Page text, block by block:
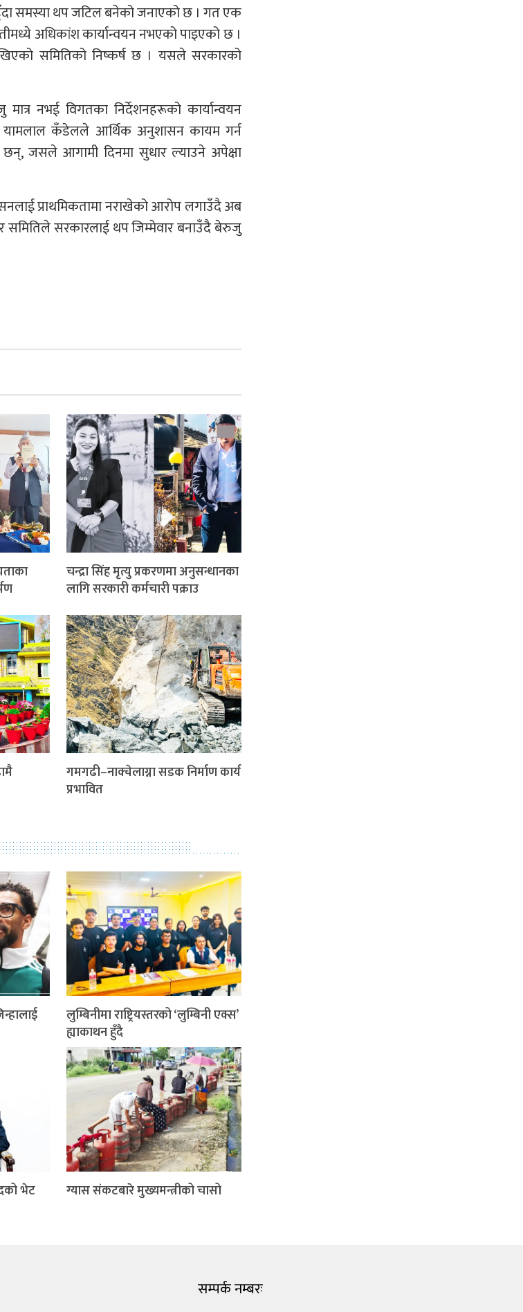
समस्या थप जटिल बनेको जनाएको छ । गत एक
अधिकांश कार्यान्वयन नभएको पाइएको छ ।
समितिको निष्कर्ष छ । यसले सरकारको
नभई विगतका निर्देशनहरूको कार्यान्वयन
यामलाल कँडेलले आर्थिक अनुशासन कायम गर्न
जसले आगामी दिनमा सुधार ल्याउने अपेक्षा
प्राथमिकतामा नराखेको आरोप लगाउँदै अब
समितिले सरकारलाई थप जिम्मेवार बनाउँदै बेरुजु
चन्द्रा सिंह मृत्यु प्रकरणमा अनुसन्धानका
लागि सरकारी कर्मचारी पक्राउ
गमगढी–नाक्चेलाग्ना सडक निर्माण कार्य
प्रभावित
लुम्बिनीमा राष्ट्रियस्तरको ‘लुम्बिनी एक्स’
ह्याकाथन हुँदै
भेट ग्यास संकटबारे मुख्यमन्त्रीको चासो
सम्पर्क नम्बरः